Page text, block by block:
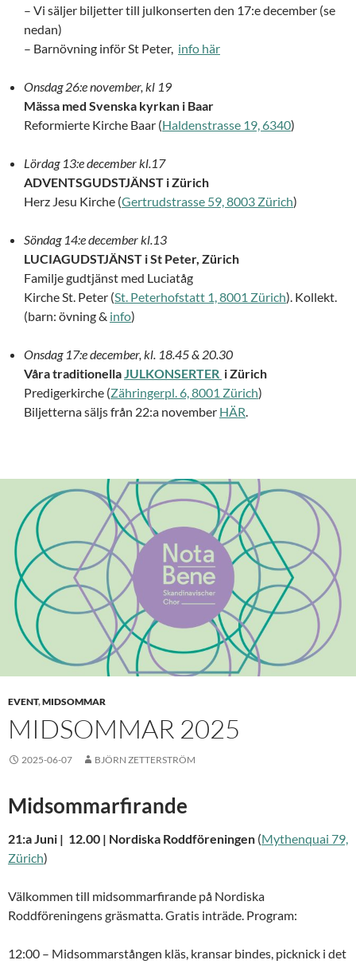
– Vi säljer biljetter till julkonserten den 17:e december (se
nedan)
– Barnövning inför St Peter, info här
Onsdag 26:e november, kl 19
Mässa med Svenska kyrkan i Baar
Reformierte Kirche Baar (Haldenstrasse 19, 6340)
Lördag 13:e december kl.17
ADVENTSGUDSTJÄNST i Zürich
Herz Jesu Kirche (Gertrudstrasse 59, 8003 Zürich)
Söndag 14:e december kl.13
LUCIAGUDSTJÄNST i St Peter, Zürich
Familje gudtjänst med Luciatåg
Kirche St. Peter (St. Peterhofstatt 1, 8001 Zürich). Kollekt.
(barn: övning & info)
Onsdag 17:e december, kl. 18.45 & 20.30
Våra traditionellaJULKONSERTER i Zürich
Predigerkirche (Zähringerpl. 6, 8001 Zürich)
Biljetterna säljs från 22:a november HÄR.
EVENT,MIDSOMMAR
MIDSOMMAR 2025
2025-06-07 BJÖRN ZETTERSTRÖM
Midsommarfirande
21:a Juni | 12.00 | Nordiska Roddföreningen (Mythenquai 79,
Zürich)
Välkommen till midsommarfirande på Nordiska
Roddföreningens gräsmatta. Gratis inträde. Program:
12:00 – Midsommarstången kläs, kransar bindes, picknick i det